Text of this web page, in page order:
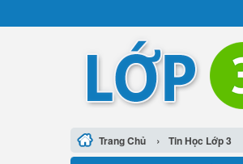
Trang Chủ › Tin Học Lớp 3